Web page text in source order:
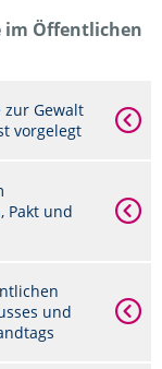
im Öffentlichen
zur Gewalt
vorgelegt
Pakt und
und